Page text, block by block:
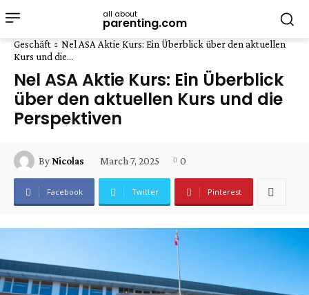
all about
parenting.com
Geschäft
Nel ASA Aktie Kurs: Ein Überblick über den aktuellen
Kurs und die...
Nel ASA Aktie Kurs: Ein Überblick
über den aktuellen Kurs und die
Perspektiven
By Nicolas March 7, 2025 0
Facebook Twitter Pinterest